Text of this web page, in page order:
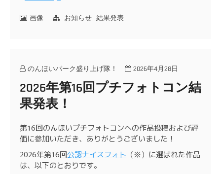
画像 お知らせ 結果発表
のんほいパーク盛り上げ隊！ 2026年4月28日
2026年第16回プチフォトコン結
果発表！
第16回のんほいプチフォトコンへの作品投稿および評
価に参加いただき、ありがとうございました！
2026年第16回公認ナイスフォト （※）に選ばれた作品
は、以下のとおりです。